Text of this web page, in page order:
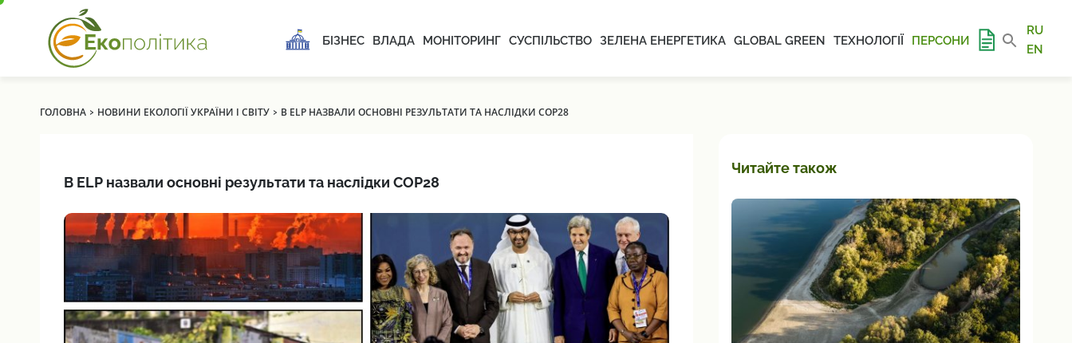
БІЗНЕС ВЛАДА МОНІТОРИНГ СУСПІЛЬСТВО ЗЕЛЕНА ЕНЕРГЕТИКА GLOBAL GREEN ТЕХНОЛОГІЇ ПЕРСОНИ
RU
EN
ГОЛОВНА› НОВИНИ ЕКОЛОГІЇ УКРАЇНИ І СВІТУ› В ELP НАЗВАЛИ ОСНОВНІ РЕЗУЛЬТАТИ ТА НАСЛІДКИ COP28
В ELP назвали основні результати та наслідки COP28
Читайте також